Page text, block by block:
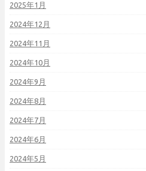
2025年1月
2024年12月
2024年11月
2024年10月
2024年9月
2024年8月
2024年7月
2024年6月
2024年5月